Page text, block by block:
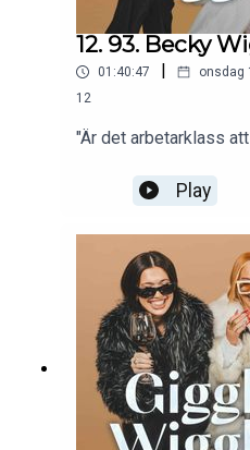
12. 93. Becky
01:40:47 | onsdag
12
"Är det arbetarklass
Play